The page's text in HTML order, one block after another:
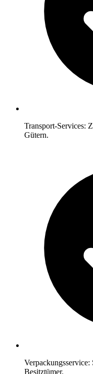
Transport-Services:
Gütern.
Besitztümer.